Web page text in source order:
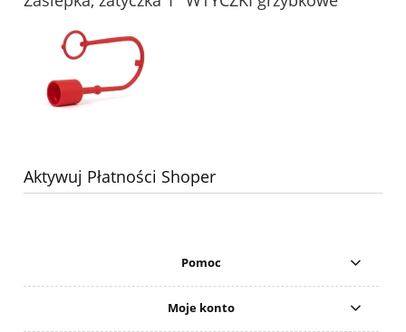
Aktywuj Płatności Shoper
Pomoc
Moje konto